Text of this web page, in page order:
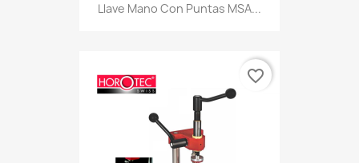
Llave Mano Con Puntas MSA...
favorite_border